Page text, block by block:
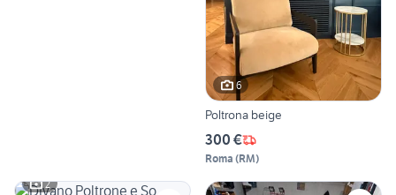
6
Poltrona beige
300 €
Roma (RM)
2